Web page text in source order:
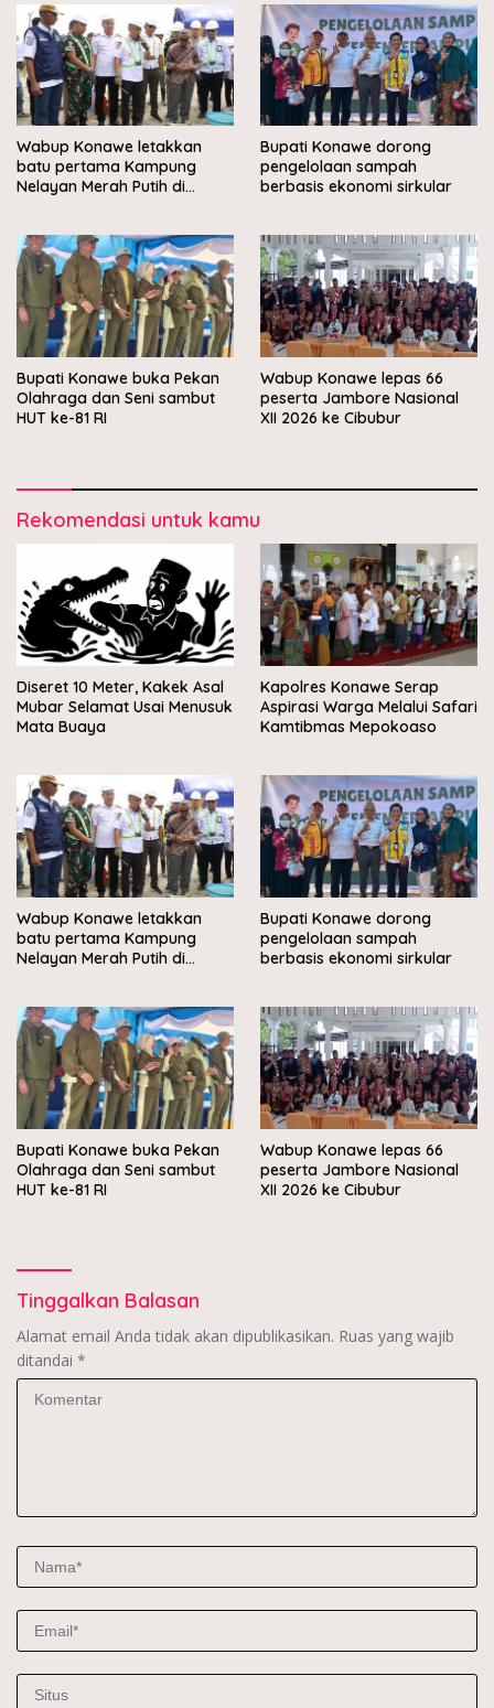
Wabup Konawe letakkan
batu pertama Kampung
Nelayan Merah Putih di
Bupati Konawe dorong
pengelolaan sampah
berbasis ekonomi sirkular
Bupati Konawe buka Pekan
Olahraga dan Seni sambut
HUT ke-81 RI
Wabup Konawe lepas 66
peserta Jambore Nasional
XII 2026 ke Cibubur
Rekomendasi untuk kamu
Diseret 10 Meter, Kakek Asal
Mubar Selamat Usai Menusuk
Mata Buaya
Kapolres Konawe Serap
Aspirasi Warga Melalui Safari
Kamtibmas Mepokoaso
Wabup Konawe letakkan
batu pertama Kampung
Nelayan Merah Putih di
Bupati Konawe dorong
pengelolaan sampah
berbasis ekonomi sirkular
Bupati Konawe buka Pekan
Olahraga dan Seni sambut
HUT ke-81 RI
Wabup Konawe lepas 66
peserta Jambore Nasional
XII 2026 ke Cibubur
Tinggalkan Balasan
Alamat email Anda tidak akan dipublikasikan. Ruas yang wajib
ditandai *